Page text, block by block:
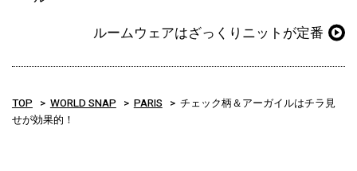
ルームウェアはざっくりニットが定番
TOP WORLD SNAP PARIS
チェック柄＆アーガイルはチラ見
せが効果的！